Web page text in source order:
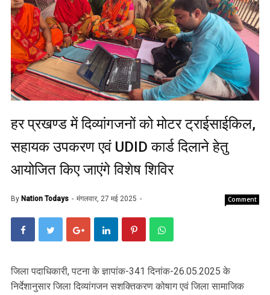
हर प्रखण्ड में दिव्यांगजनों को मोटर ट्राईसाईकिल,
सहायक उपकरण एवं UDID कार्ड दिलाने हेतु
आयोजित किए जाएंगे विशेष शिविर
By Nation Todays मंगलवार, 27 मई 2025 Comment
जिला पदाधिकारी, पटना के ज्ञापांक-341 दिनांक-26.05.2025 के
निर्देशानुसार जिला दिव्यांगजन सशक्तिकरण कोषाग एवं जिला सामाजिक